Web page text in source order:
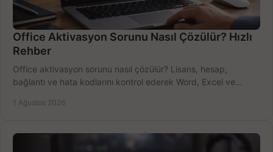
Office Aktivasyon Sorunu Nasıl Çözülür? Hızlı
Rehber
Office aktivasyon sorunu nasıl çözülür? Lisans, hesap,
bağlantı ve hata kodlarını kontrol ederek Word, Excel ve
1 Ağustos 2026